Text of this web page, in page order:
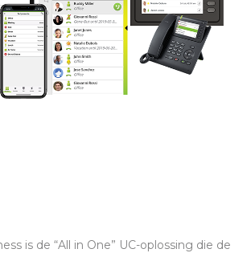
is de “All in One” UC-oplossing die de